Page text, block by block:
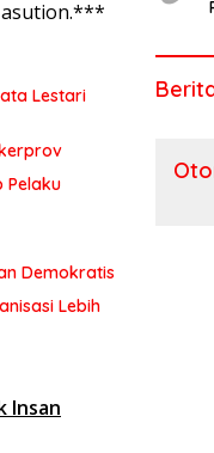
Lestari
Pelaku
Demokratis
Lebih
Insan